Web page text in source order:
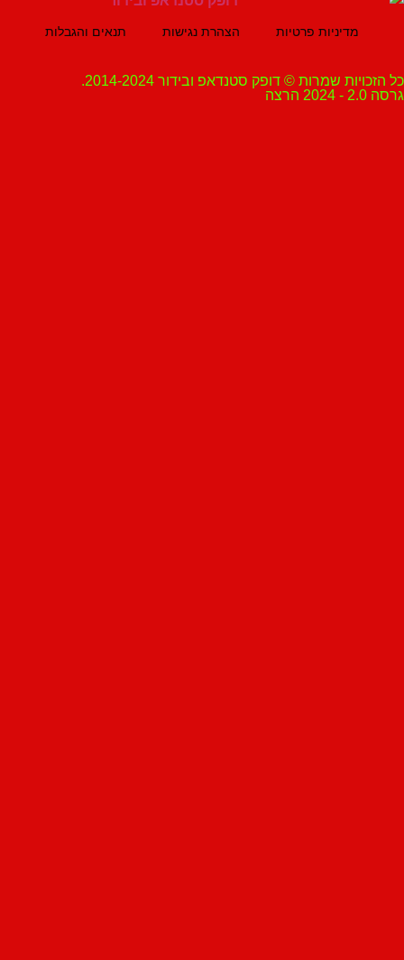
מדיניות פרטיות הצהרת נגישות תנאים והגבלות
שמרות © דופק סטנדאפ ובידור 2014-2024.